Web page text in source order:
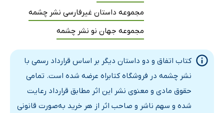
مجموعه داستان غیرفارسی نشر چشمه
مجموعه جهان نو نشر چشمه
کتاب اتفاق و دو داستان دیگر بر اساس قرارداد رسمی با
نشر چشمه در فروشگاه کتابراه عرضه شده است. تمامی
حقوق مادی و معنوی نشر این اثر مطابق قرارداد رعایت
شده و سهم ناشر و صاحب اثر از هر خرید به‌صورت قانونی